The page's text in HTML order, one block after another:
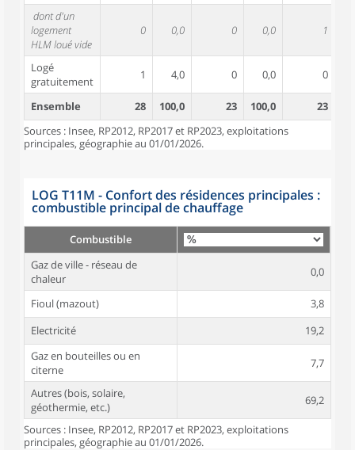
dont d'un
logement
HLM loué vide
0 0,0 0 0,0 1
Logé
gratuitement
1 4,0 0 0,0 0
Ensemble 28 100,0 23 100,0 23
Sources : Insee, RP2012, RP2017 et RP2023, exploitations
principales, géographie au 01/01/2026.
LOG T11M - Confort des résidences principales :
combustible principal de chauffage
Combustible
Gaz de ville - réseau de
chaleur
0,0
Fioul (mazout)
3,8
Electricité
19,2
Gaz en bouteilles ou en
citerne
7,7
Autres (bois, solaire,
géothermie, etc.)
69,2
Sources : Insee, RP2012, RP2017 et RP2023, exploitations
principales, géographie au 01/01/2026.